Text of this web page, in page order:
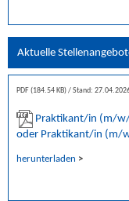
Aktuelle
PDF (184.54 KB) Stand:
Praktikant/in (m/w/
oder Praktikant/in (m/
herunterladen >